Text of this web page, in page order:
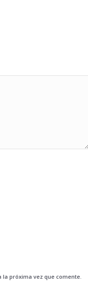
próxima vez que comente.